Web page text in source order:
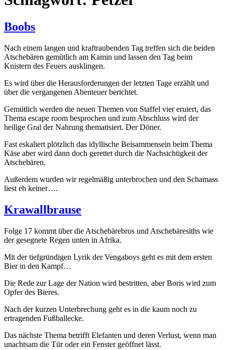
Boobs
Nach einem langen und kraftraubenden Tag treffen sich die beiden
Atschebären gemütlich am Kamin und lassen den Tag beim
Knistern des Feuers ausklingen.
Es wird über die Herausforderungen der letzten Tage erzählt und
über die vergangenen Abenteuer berichtet.
Gemütlich werden die neuen Themen von Staffel vier eruiert, das
Thema escape room besprochen und zum Abschluss wird der
heilige Gral der Nahrung thematisiert. Der Döner.
Fast eskaliert plötzlich das idyllische Beisammensein beim Thema
Käse aber wird dann doch gerettet durch die Nachsichtigkeit der
Atschebären.
Außerdem wurden wir regelmäßig unterbrochen und den Schamass
liest eh keiner….
Krawallbrause
Folge 17 kommt über die Atschebärebros und Atschebäresiths wie
der gesegnete Regen unten in Afrika.
Mit der tiefgründigen Lyrik der Vengaboys geht es mit dem ersten
Bier in den Kampf…
Die Rede zur Lage der Nation wird bestritten, aber Boris wird zum
Opfer des Bieres.
Nach der kurzen Unterbrechung geht es in die kaum noch zu
ertragenden Fußballecke.
Das nächste Thema betrifft Elefanten und deren Verlust, wenn man
unachtsam die Tür oder ein Fenster geöffnet lässt.